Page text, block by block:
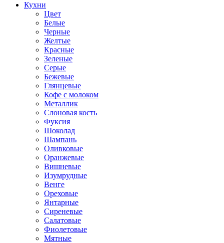
Кухни
Цвет
Белые
Черные
Желтые
Красные
Зеленые
Серые
Бежевые
Глянцевые
Кофе с молоком
Металлик
Слоновая кость
Фуксия
Шоколад
Шампань
Оливковые
Оранжевые
Вишневые
Изумрудные
Венге
Ореховые
Янтарные
Сиреневые
Салатовые
Фиолетовые
Мятные